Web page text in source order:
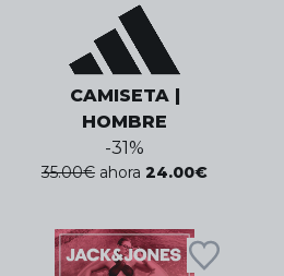
CAMISETA |
HOMBRE
-31%
35.00€ ahora 24.00€